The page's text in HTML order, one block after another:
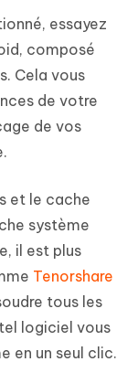
essayez
composé
Cela vous
de votre
de vos
et le cache
système
il est plus
Tenorshare
tous les
logiciel vous
en un seul clic.